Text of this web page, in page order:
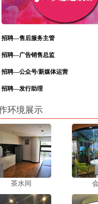
招聘—售后服务主管
招聘—广告销售总监
招聘—公众号/新媒体运营
招聘—发行助理
环境展示
茶水间